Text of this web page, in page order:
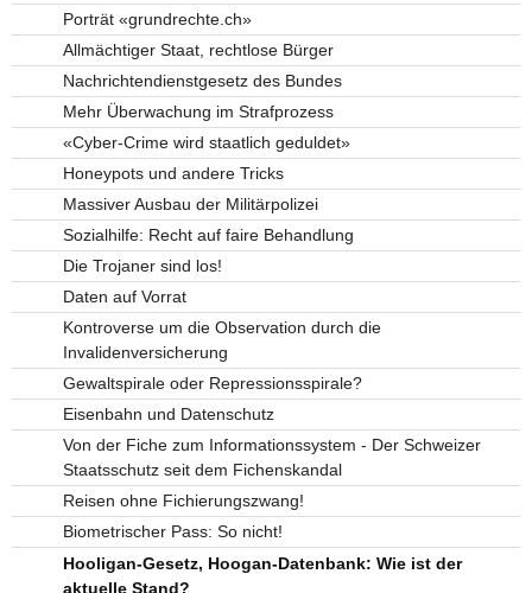
Porträt «grundrechte.ch»
Allmächtiger Staat, rechtlose Bürger
Nachrichtendienstgesetz des Bundes
Mehr Überwachung im Strafprozess
«Cyber-Crime wird staatlich geduldet»
Honeypots und andere Tricks
Massiver Ausbau der Militärpolizei
Sozialhilfe: Recht auf faire Behandlung
Die Trojaner sind los!
Daten auf Vorrat
Kontroverse um die Observation durch die
Invalidenversicherung
Gewaltspirale oder Repressionsspirale?
Eisenbahn und Datenschutz
Von der Fiche zum Informationssystem - Der Schweizer
Staatsschutz seit dem Fichenskandal
Reisen ohne Fichierungszwang!
Biometrischer Pass: So nicht!
Hooligan-Gesetz, Hoogan-Datenbank: Wie ist der
aktuelle Stand?